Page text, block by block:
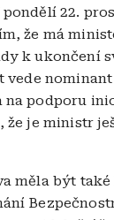
pondělí 22.
že má
k ukončení
vede
na podporu
že je ministr
měla být